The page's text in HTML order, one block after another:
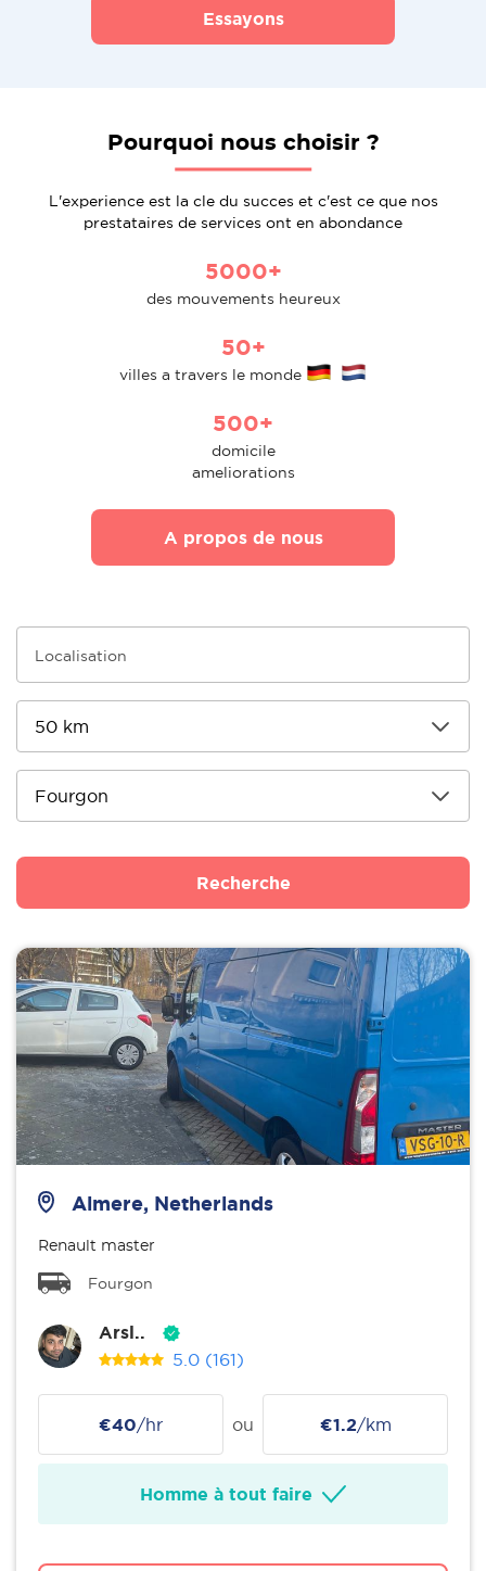
Essayons
Pourquoi nous choisir ?
L'experience est la cle du succes et c'est ce que nos
prestataires de services ont en abondance
5000+
des mouvements heureux
50+
villes a travers le monde
500+
domicile
ameliorations
A propos de nous
Recherche
Almere, Netherlands
Renault master
Fourgon
Arsl..
5.0 (161)
€40/hr ou €1.2/km
Homme à tout faire